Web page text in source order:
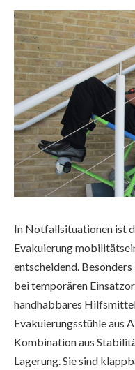
In Notfallsituationen ist
Evakuierung
entscheidend.
bei temporären
handhabbares
Evakuierungsstühle aus
Kombination aus
Lagerung. Sie sind